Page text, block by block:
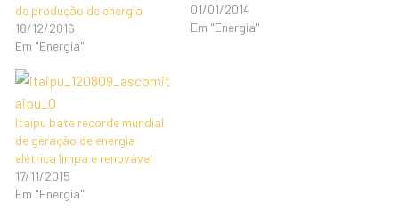
de produção de energia
18/12/2016
Em "Energia"
01/01/2014
Em "Energia"
Itaipu bate recorde mundial
de geração de energia
elétrica limpa e renovável
17/11/2015
Em "Energia"